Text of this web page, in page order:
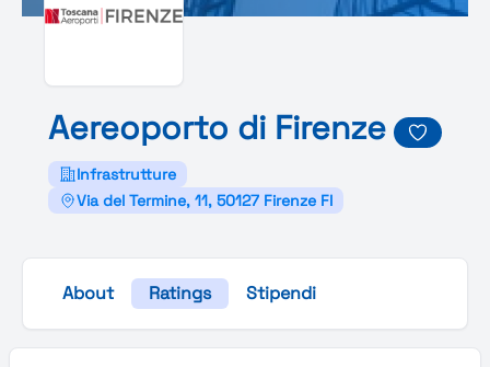
Aereoporto di Firenze
Infrastrutture
Via del Termine, 11, 50127 Firenze FI
About Ratings Stipendi